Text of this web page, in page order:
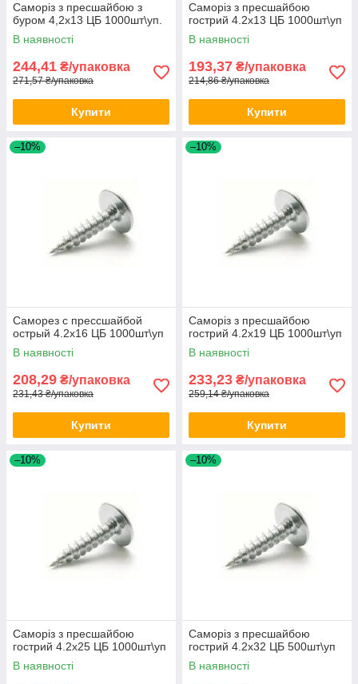
Саморіз з пресшайбою з
буром 4,2х13 ЦБ 1000шт\уп.
В наявності
244,41 ₴/упаковка
271,57 ₴/упаковка
Купити
Саморіз з пресшайбою
гострий 4.2х13 ЦБ 1000шт\уп
В наявності
193,37 ₴/упаковка
214,86 ₴/упаковка
Купити
–10%
Саморез с прессшайбой
острый 4.2х16 ЦБ 1000шт\уп
В наявності
208,29 ₴/упаковка
231,43 ₴/упаковка
Купити
–10%
Саморіз з пресшайбою
гострий 4.2х19 ЦБ 1000шт\уп
В наявності
233,23 ₴/упаковка
259,14 ₴/упаковка
Купити
–10%
Саморіз з пресшайбою
гострий 4.2х25 ЦБ 1000шт\уп
В наявності
–10%
Саморіз з пресшайбою
гострий 4.2х32 ЦБ 500шт\уп
В наявності